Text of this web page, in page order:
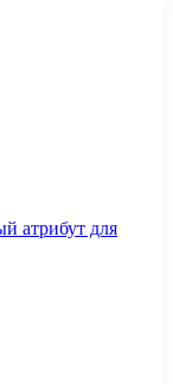
атрибут для